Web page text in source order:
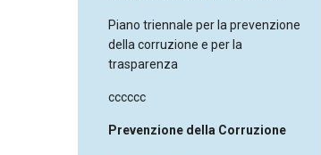
Piano triennale per la prevenzione
della corruzione e per la
trasparenza
cccccc
Prevenzione della Corruzione